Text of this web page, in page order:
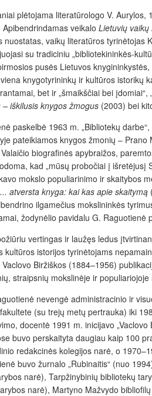
plėtojama literatūrologo V.
veikalo Lietuvių
nuostatas, vaikų literatūros
su tradiciniu „bibliotekininkės-
pusės Lietuvos
knygotyrininkų ir kultūros istorikų
bet ir „šmaikščiai bei
iškilusis knygos žmogus (2003) bei
paskelbė 1963 m. „Bibliotekų
pateikiamos knygos žmonių –
biografinės apybraižos,
kad „mūsų probočiai į
mokslo populiarinimo ir skaitybos
... atversta knyga: kai kas apie skaitymą
ilgamečius mokslininkės
žodynėlio pavidalu G.
vertingas ir laužęs ledus
kultūros istorijos tyrinėtojams
Biržiškos (1884–1956)
straipsnių mokslinėje ir populiariojoje
nevengė administracinio ir
(su trejų metų pertrauka) iki
docentė 1991 m. inicijavo
buvo perskaityta daugiau kaip 100
redakcinės kolegijos narė, o
buvo žurnalo „Rubinaitis“ (nuo
narė), Tarpžinybinių bibliotekų
narė), Martyno Mažvydo